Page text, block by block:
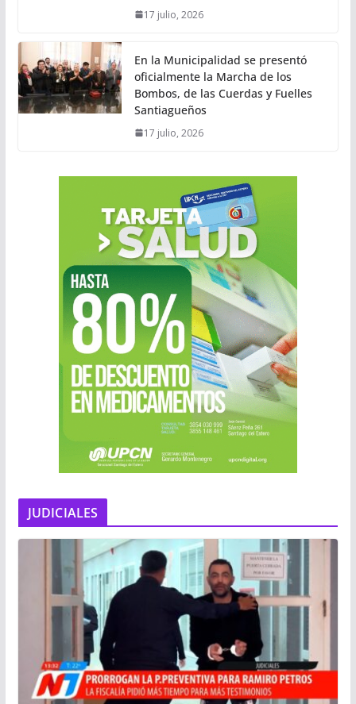
17 julio, 2026
En la Municipalidad se presentó
oficialmente la Marcha de los
Bombos, de las Cuerdas y Fuelles
Santiagueños
17 julio, 2026
JUDICIALES